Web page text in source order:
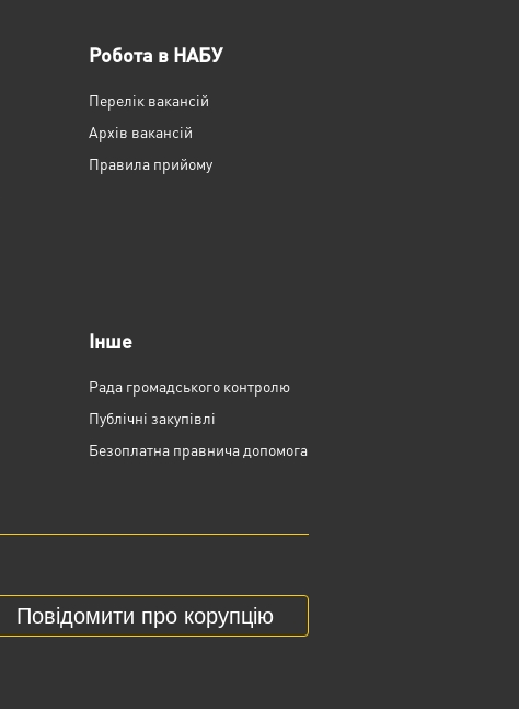
Робота в НАБУ
Перелік вакансій
Архів вакансій
Правила прийому
Інше
Рада громадського контролю
Публічні закупівлі
Безоплатна правнича допомога
Повідомити про корупцію